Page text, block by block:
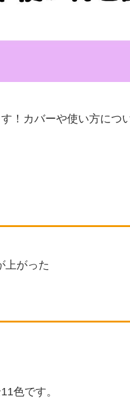
！カバーや使い方につ
上がった
色です。